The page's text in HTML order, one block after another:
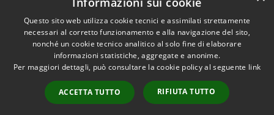
Accessibilità
Privacy
Mappa del sito
Copyright © 2026 • Comune di
Ragogna • Powered by
Municipium•Accesso
redazione
Questo sito web utilizza cookie tecnici e assimilati strettamente
necessari al corretto funzionamento e alla navigazione del sito,
nonché un cookie tecnico analitico al solo fine di elaborare
informazioni statistiche, aggregate e anonime.
Per maggiori dettagli, può consultare la cookie policy al seguente link
ACCETTA TUTTO RIFIUTA TUTTO